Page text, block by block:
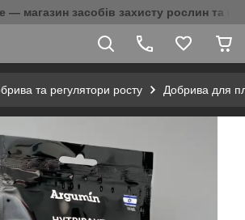
— магазин засобів захисту рослин та
та регулятори росту Добрива для